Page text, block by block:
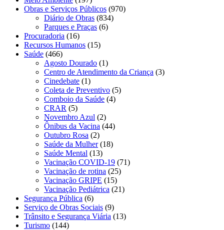
Obras e Serviços Públicos (970)
Diário de Obras (834)
Parques e Praças (6)
Procuradoria (16)
Recursos Humanos (15)
Saúde (466)
Agosto Dourado (1)
Centro de Atendimento da Criança (3)
Cinedebate (1)
Coleta de Preventivo (5)
Comboio da Saúde (4)
CRAR (5)
Novembro Azul (2)
Ônibus da Vacina (44)
Outubro Rosa (2)
Saúde da Mulher(18)
Saúde Mental (13)
Vacinação COVID-19 (71)
Vacinação de rotina (25)
Vacinação GRIPE (15)
Vacinação Pediátrica (21)
Segurança Pública (6)
Serviço de Obras Sociais (9)
Trânsito e Segurança Viária (13)
Turismo (144)